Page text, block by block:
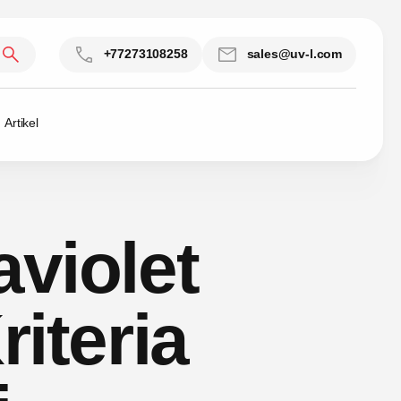
+77273108258 sales@uv-l.com
Artikel